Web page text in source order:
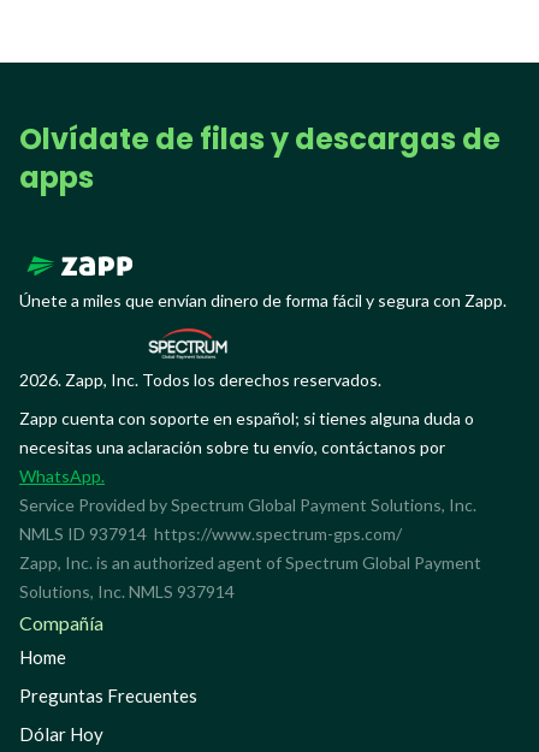
Olvídate de filas y descargas de
apps
Únete a miles que envían dinero de forma fácil y segura con Zapp.
2026. Zapp, Inc. Todos los derechos reservados.
Zapp cuenta con soporte en español; si tienes alguna duda o
necesitas una aclaración sobre tu envío, contáctanos por
WhatsApp.
Service Provided by Spectrum Global Payment Solutions, Inc.
NMLS ID 937914 https://www.spectrum-gps.com/
Zapp, Inc. is an authorized agent of Spectrum Global Payment
Solutions, Inc. NMLS 937914
Compañía
Home
Preguntas Frecuentes
Dólar Hoy